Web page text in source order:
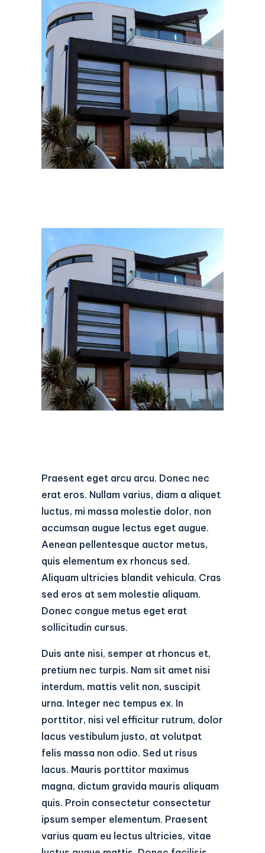
Praesent eget arcu arcu. Donec nec
erat eros. Nullam varius, diam a aliquet
luctus, mi massa molestie dolor, non
accumsan augue lectus eget augue.
Aenean pellentesque auctor metus,
quis elementum ex rhoncus sed.
Aliquam ultricies blandit vehicula. Cras
sed eros at sem molestie aliquam.
Donec congue metus eget erat
sollicitudin cursus.
Duis ante nisi, semper at rhoncus et,
pretium nec turpis. Nam sit amet nisi
interdum, mattis velit non, suscipit
urna. Integer nec tempus ex. In
porttitor, nisi vel efficitur rutrum, dolor
lacus vestibulum justo, at volutpat
felis massa non odio. Sed ut risus
lacus. Mauris porttitor maximus
magna, dictum gravida mauris aliquam
quis. Proin consectetur consectetur
ipsum semper elementum. Praesent
varius quam eu lectus ultricies, vitae